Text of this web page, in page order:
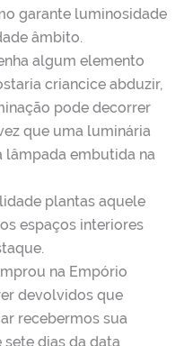
garante luminosidade
âmbito.
algum elemento
criancice abduzir,
pode decorrer
que uma luminária
lâmpada embutida na
plantas aquele
espaços interiores
na Empório
devolvidos que
recebermos sua
dias da data